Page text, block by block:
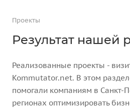
Проекты
Результат нашей
Реализованные проекты -
Kommutator.net. В этом
помогали компаниям в Санкт-
регионах оптимизировать